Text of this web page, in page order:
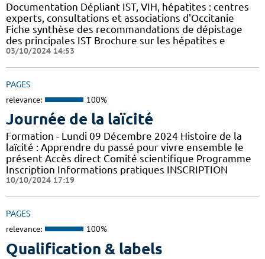
Documentation Dépliant IST, VIH, hépatites : centres
experts, consultations et associations d'Occitanie
Fiche synthèse des recommandations de dépistage
des principales IST Brochure sur les hépatites e
03/10/2024 14:53
PAGES
relevance: 100%
Journée de la laïcité
Formation - Lundi 09 Décembre 2024 Histoire de la
laïcité : Apprendre du passé pour vivre ensemble le
présent Accès direct Comité scientifique Programme
Inscription Informations pratiques ​INSCRIPTION
10/10/2024 17:19
PAGES
relevance: 100%
Qualification & labels